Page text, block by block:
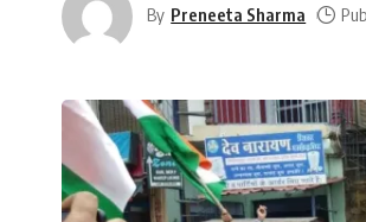
By Preneeta Sharma